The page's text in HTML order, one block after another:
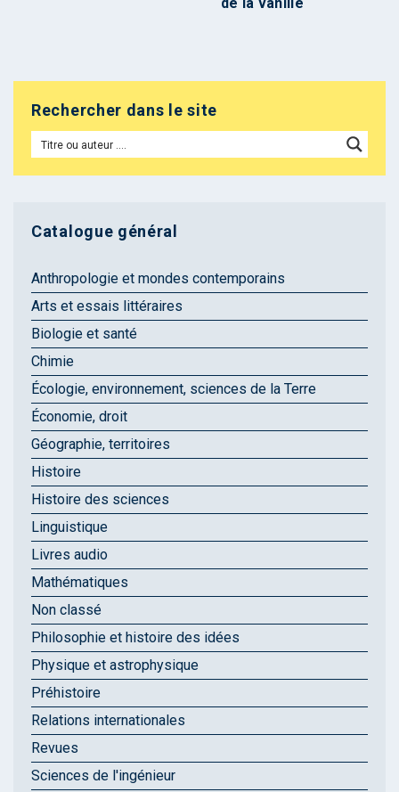
Rechercher dans le site
Catalogue général
Anthropologie et mondes contemporains
Arts et essais littéraires
Biologie et santé
Chimie
Écologie, environnement, sciences de la Terre
Économie, droit
Géographie, territoires
Histoire
Histoire des sciences
Linguistique
Livres audio
Mathématiques
Non classé
Philosophie et histoire des idées
Physique et astrophysique
Préhistoire
Relations internationales
Revues
Sciences de l'ingénieur